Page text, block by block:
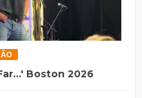
Boston 2026